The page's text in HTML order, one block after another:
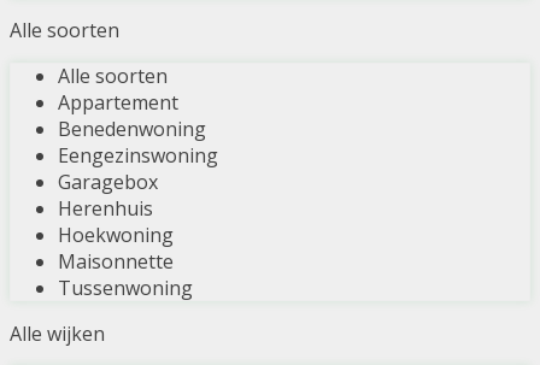
Alle soorten
Alle soorten
Appartement
Benedenwoning
Eengezinswoning
Garagebox
Herenhuis
Hoekwoning
Maisonnette
Tussenwoning
Alle wijken